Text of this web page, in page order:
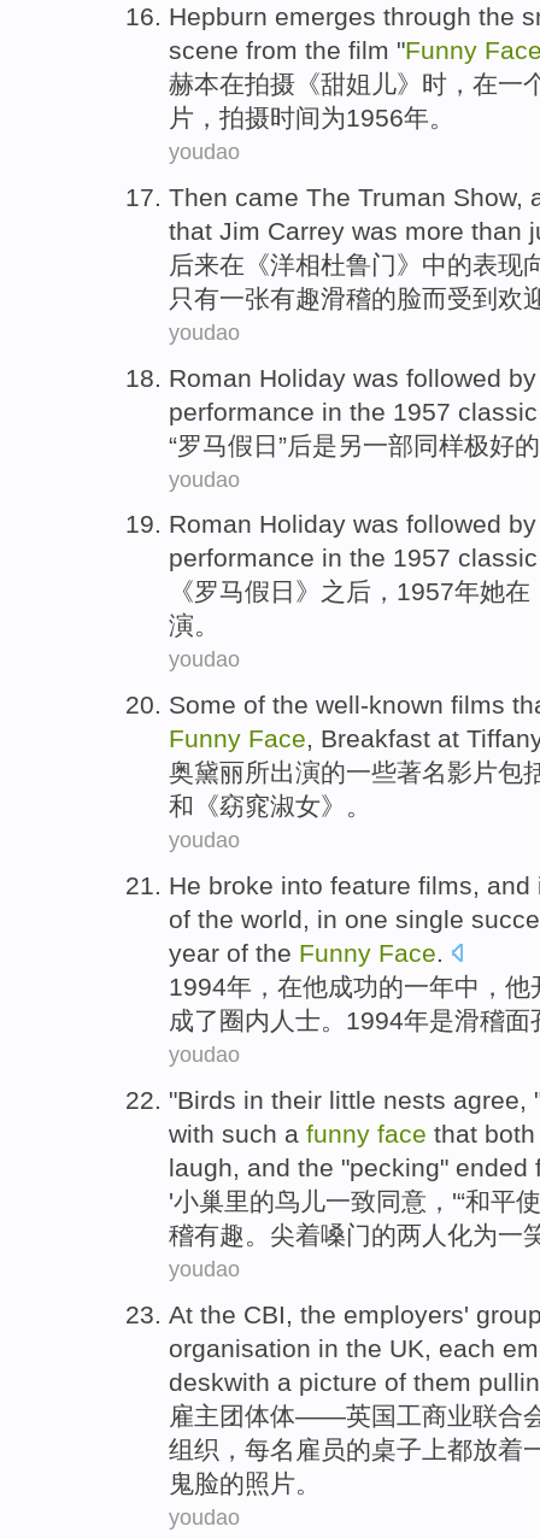
Hepburn emerges through the
scene from the film "Funny
赫本在拍摄 《甜姐儿》时，在一
片，拍摄时间为1956年。
youdao
Then came The Truman Show,
that Jim Carrey was more than
后来在《洋相杜鲁门》 中的表现
只有一张有趣滑稽的脸而受到欢
youdao
Roman Holiday was followed
performance in the 1957 classic
“罗马假日”后是另一部同样极好的
youdao
Roman Holiday was followed
performance in the 1957
《罗马假日 》 之后 ，1957年她在
演。
youdao
Some of the well-known films
Funny Face, Breakfast at
奥黛丽所出演的一些著名影片包
和 《窈窕淑女》。
youdao
He broke into feature films, and
of the world, in one single
year of the Funny Face.
1994年 ， 在他成功的一年中 ，
成了圈内人士。1994年是滑稽面
youdao
"Birds in their little nests agree,
with such a funny face that both
laugh, and the "pecking" ended
'小巢里的鸟儿一致同意 ，'“和平
稽有趣。 尖着嗓门的两人 化为一
youdao
At the CBI , the employers'
organisation in the UK each
deskwith a picture of them
雇主团体体——英国工商业联合
组织 ， 每名雇员的桌子上都放着
鬼脸的照片 。
youdao